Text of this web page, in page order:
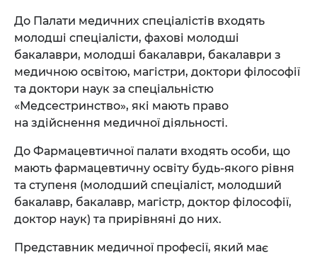
До Палати медичних спеціалістів входять
молодші спеціалісти, фахові молодші
бакалаври, молодші бакалаври, бакалаври з
медичною освітою, магістри, доктори філософії
та доктори наук за спеціальністю
«Медсестринство», які мають право
на здійснення медичної діяльності.
До Фармацевтичної палати входять особи, що
мають фармацевтичну освіту будь-якого рівня
та ступеня (молодший спеціаліст, молодший
бакалавр, бакалавр, магістр, доктор філософії,
доктор наук) та прирівняні до них.
Представник медичної професії, який має